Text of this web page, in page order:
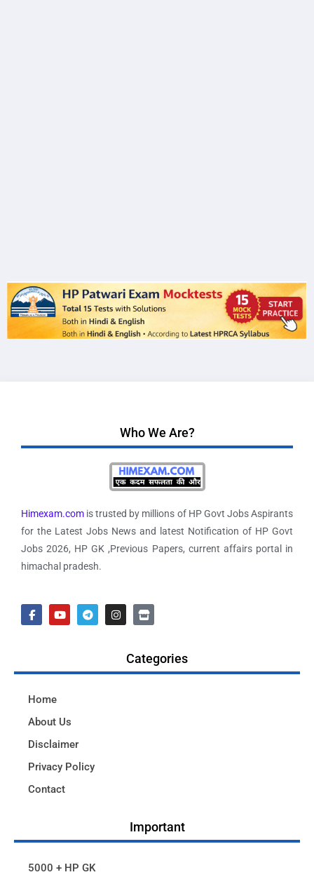
Who We Are?
Himexam.com is trusted by millions of HP Govt Jobs Aspirants
for the Latest Jobs News and latest Notification of HP Govt
Jobs 2026, HP GK ,Previous Papers, current affairs portal in
himachal pradesh.
Categories
Home
About Us
Disclaimer
Privacy Policy
Contact
Important
5000 + HP GK